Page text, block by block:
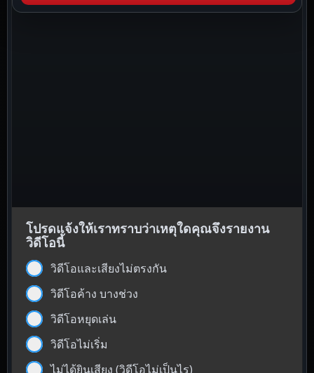
โปรดแจ้งให้เราทราบว่าเหตุใดคุณจึงรายงาน
วิดีโอนี้
วิดีโอและเสียงไม่ตรงกัน
วิดีโอค้าง บางช่วง
วิดีโอหยุดเล่น
วิดีโอไม่เริ่ม
ไม่ได้ยินเสียง (วิดีโอไม่เป็นไร)